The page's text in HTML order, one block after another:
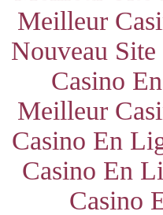
Meilleur
Nouveau
Casino
Meilleur
Casino En
Casino En
Casino